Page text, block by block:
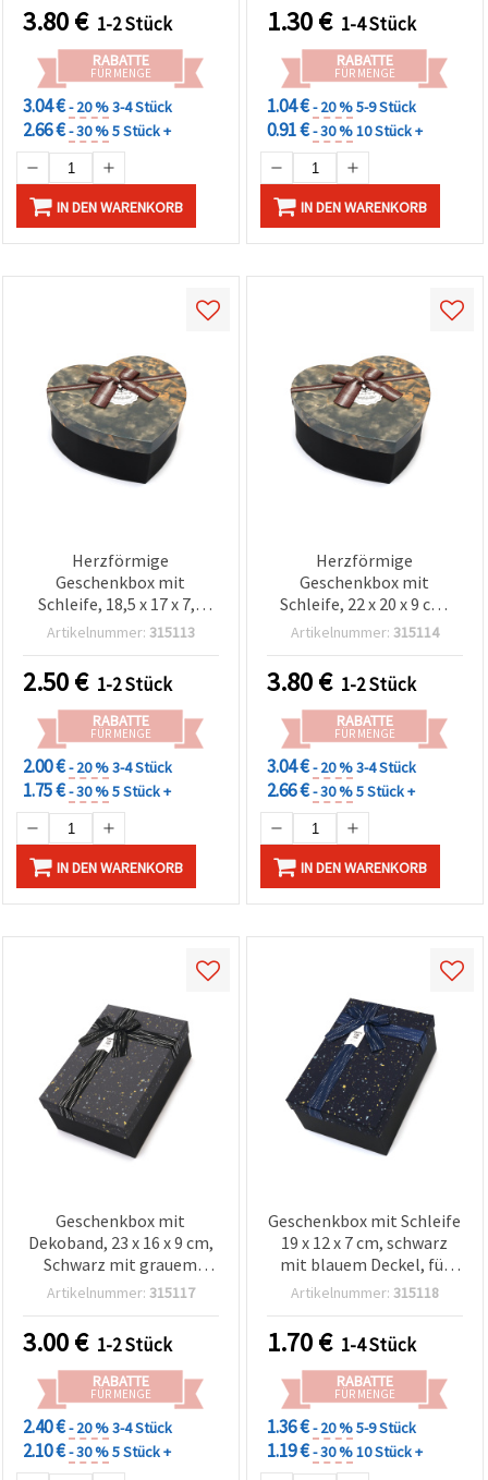
3.80€ 1-2 Stück
RABATTE
FÜR MENGE
3.04 €- 20 %3-4 Stück
2.66 €- 30 %5 Stück +
IN DEN WARENKORB
Basteln &
Geschenkverpackung
1.30€ 1-4 Stück
RABATTE
FÜR MENGE
1.04 €- 20 %5-9 Stück
0.91 €- 30 %10 Stück +
IN DEN WARENKORB
Herzförmige
Geschenkbox mit
Schleife, 18,5 x 17 x 7,5
cm, graue Marmoroptik
Artikelnummer: 315113
2.50€ 1-2 Stück
RABATTE
FÜR MENGE
2.00 €- 20 %3-4 Stück
1.75 €- 30 %5 Stück +
IN DEN WARENKORB
Herzförmige
Geschenkbox mit
Schleife, 22 x 20 x 9 cm,
graue Marmoroptik
Artikelnummer: 315114
3.80€ 1-2 Stück
RABATTE
FÜR MENGE
3.04 €- 20 %3-4 Stück
2.66 €- 30 %5 Stück +
IN DEN WARENKORB
Geschenkbox mit
Dekoband, 23 x 16 x 9 cm,
Schwarz mit grauem
Deckel
Artikelnummer: 315117
3.00€ 1-2 Stück
RABATTE
FÜR MENGE
2.40 €- 20 %3-4 Stück
2.10 €- 30 %5 Stück +
Geschenkbox mit Schleife
19 x 12 x 7 cm, schwarz
mit blauem Deckel, für
Basteln & DIY
Artikelnummer: 315118
1.70€ 1-4 Stück
RABATTE
FÜR MENGE
1.36 €- 20 %5-9 Stück
1.19 €- 30 %10 Stück +